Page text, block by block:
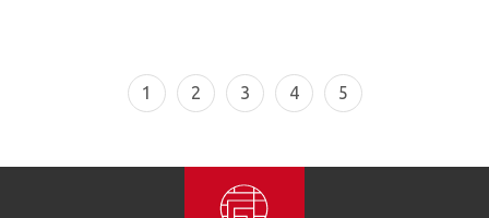
1 2 3 4 5